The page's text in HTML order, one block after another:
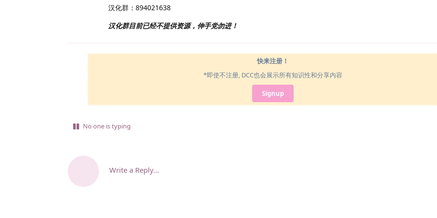
汉化群：894021638
汉化群目前已经不提供资源，伸手党勿进！
快来注册！
*即使不注册, DCC也会展示所有知识性和分享内容
Signup
No one is typing
Write a Reply...